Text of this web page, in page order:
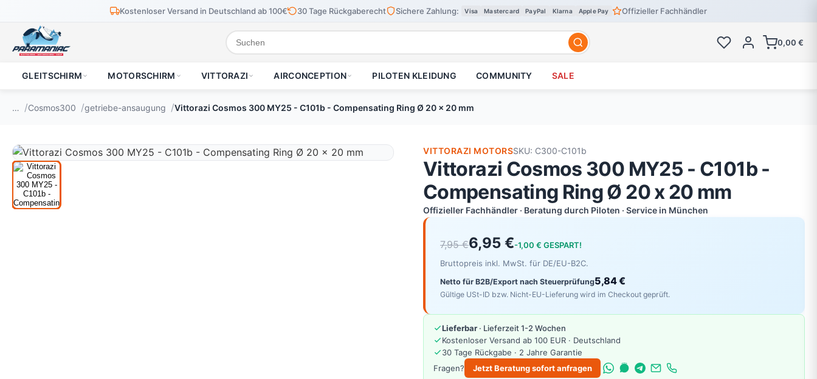
Kostenloser Versand in Deutschland ab 100€ 30 Tage Rückgaberecht Sichere Zahlung: Visa Mastercard PayPal Klarna Apple Pay Offizieller Fachhändler
0,00 €
GLEITSCHIRM MOTORSCHIRM VITTORAZI AIRCONCEPTION PILOTEN KLEIDUNG COMMUNITY SALE
… Cosmos300 getriebe-ansaugung Vittorazi Cosmos 300 MY25 - C101b - Compensating Ring Ø 20 x 20 mm
VITTORAZI MOTORSSKU: C300-C101b
Vittorazi Cosmos 300 MY25 - C101b -
Compensating Ring Ø 20 x 20 mm
Offizieller Fachhändler · Beratung durch Piloten · Service in München
7,95 €6,95 €-1,00 € GESPART!
Bruttopreis inkl. MwSt. für DE/EU-B2C.
Netto für B2B/Export nach Steuerprüfung5,84 €
Gültige USt-ID bzw. Nicht-EU-Lieferung wird im Checkout geprüft.
Lieferbar · Lieferzeit 1-2 Wochen
Kostenloser Versand ab 100 EUR · Deutschland
30 Tage Rückgabe · 2 Jahre Garantie
Fragen?
Jetzt Beratung sofort anfragen